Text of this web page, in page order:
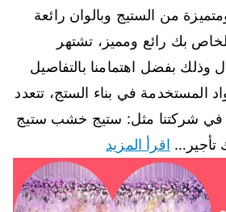
من الستيج وبالوان رائعة
بك رائع ومميز، تشتهر
وذلك بفضل اهتمامنا بالتفاصيل
المستخدمة في بناء الستج، تتعدد
في شركتنا مثل: ستيج خشب ستيج
تأجير… اقرأ المزيد